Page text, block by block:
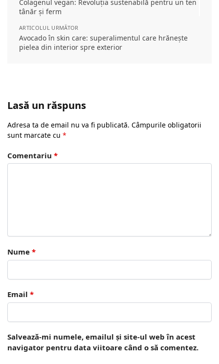
Colagenul vegan: Revoluția sustenabilă pentru un ten
tânăr și ferm
ARTICOLUL URMĂTOR
Avocado în skin care: superalimentul care hrănește
pielea din interior spre exterior
Lasă un răspuns
Adresa ta de email nu va fi publicată. Câmpurile obligatorii
sunt marcate cu *
Comentariu *
Nume *
Email *
Salvează-mi numele, emailul și site-ul web în acest
navigator pentru data viitoare când o să comentez.